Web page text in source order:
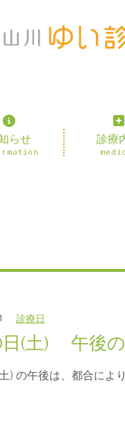
らせ 診療
診療日
日(土) 午後
) の午後は、都合によ